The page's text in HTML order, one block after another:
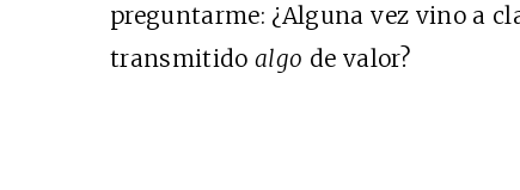
preguntarme: ¿Alguna vez vino a
transmitidoalgo de valor?
Cine desde los
EDICIÓN MÉXICO